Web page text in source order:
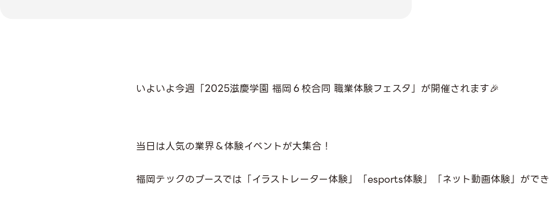
いよいよ今週「2025滋慶学園 福岡６校合同 職業体験フェスタ」が開催されます🎉
当日は人気の業界＆体験イベントが大集合！
福岡テックのブースでは「イラストレーター体験」「esports体験」「ネット動画体験」が